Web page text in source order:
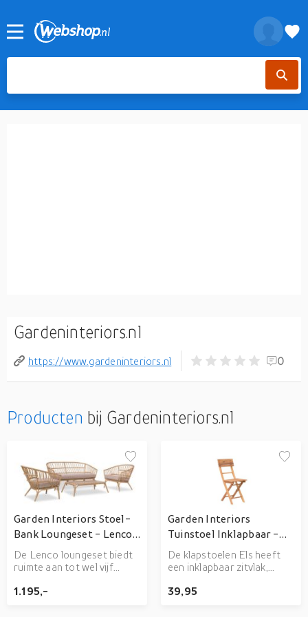
Gardeninteriors.nl
https://www.gardeninteriors.nl 0
Producten bij Gardeninteriors.nl
Garden Interiors Stoel-
Bank Loungeset - Lenco -
Bamboo Look - Wicker -
Garden Interiors
De Lenco loungeset biedt
ruimte aan tot wel vijf
heerlijk een theetje drinken
1.195,-
Garden Interiors
Tuinstoel Inklapbaar -
Els - Acaciahout - Garden
Interiors
De klapstoelen Els heeft
een inklapbaar zitvlak,
zonder moeite kunnen
39,95